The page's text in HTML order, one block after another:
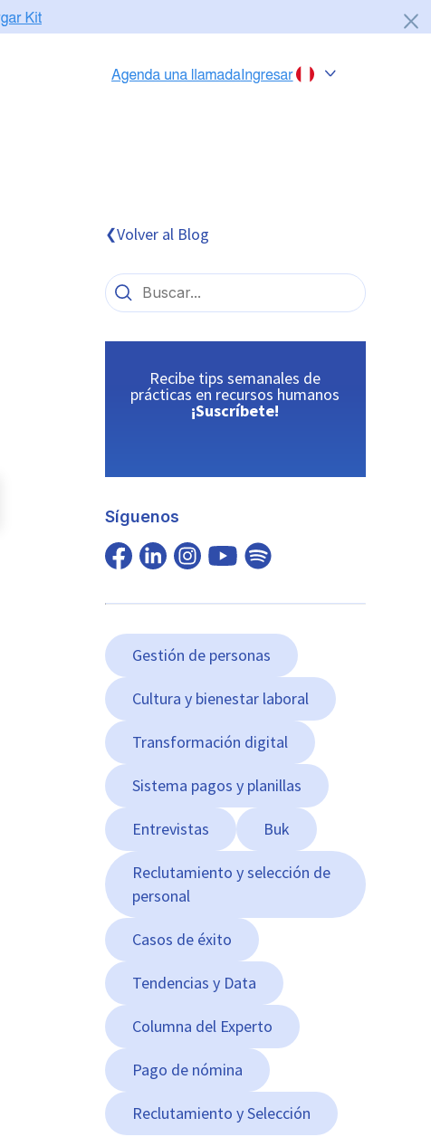
México
❮Volver al Blog
Recibe tips semanales de
prácticas en recursos humanos
¡Suscríbete!
Síguenos
Gestión de personas
Cultura y bienestar laboral
Transformación digital
Sistema pagos y planillas
Entrevistas Buk
Reclutamiento y selección de
personal
Casos de éxito
Tendencias y Data
Columna del Experto
Pago de nómina
Reclutamiento y Selección